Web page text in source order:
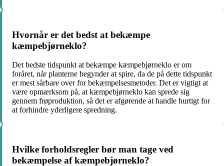
Hvornår er det bedst at bekæmpe
kæmpebjørneklo?
Det bedste tidspunkt at bekæmpe kæmpebjørneklo er om
foråret, når planterne begynder at spire, da de på dette tidspunkt
er mest sårbare over for bekæmpelsesmetoder. Det er vigtigt at
være opmærksom på, at kæmpebjørneklo kan sprede sig
gennem frøproduktion, så det er afgørende at handle hurtigt for
at forhindre yderligere spredning.
Hvilke forholdsregler bør man tage ved
bekæmpelse af kæmpebjørneklo?